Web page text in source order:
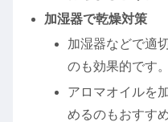
加湿器で乾燥対策
加湿器などで適
のも効果的です。
アロマオイルを
めるのもおすす